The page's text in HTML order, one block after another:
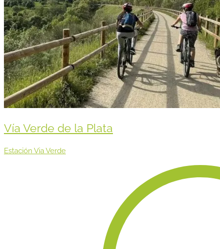
Vía Verde de la Plata
Estación Via Verde